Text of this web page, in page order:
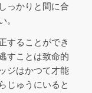
っかりと間に合
。
することができ
すことは致命的
ジはかつて才能
じゅうにいると